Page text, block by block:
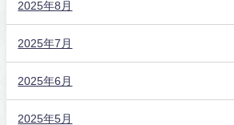
2025年8月
2025年7月
2025年6月
2025年5月